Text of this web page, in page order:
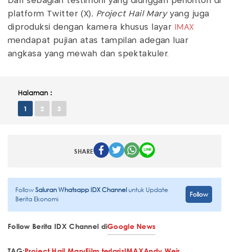
platform Twitter (X), Project Hail Maryyang juga
diproduksi dengan kamera khusus layar IMAX
mendapat pujian atas tampilan adegan luar
angkasa yang mewah dan spektakuler.
Halaman :
1 2 3
SHARE
FollowSaluran Whatsapp IDX Channeluntuk Update
Berita Ekonomi
Follow
Follow Berita IDX Channel diGoogle News